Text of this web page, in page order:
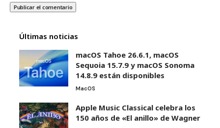
Últimas noticias
macOS Tahoe 26.6.1, macOS
Sequoia 15.7.9 y macOS Sonoma
14.8.9 están disponibles
MacOS
Apple Music Classical celebra los
150 años de «El anillo» de Wagner